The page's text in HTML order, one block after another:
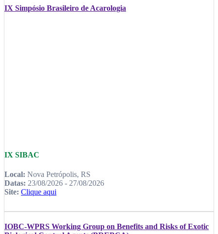
IX Simpósio Brasileiro de Acarologia
IX SIBAC
Local: Nova Petrópolis, RS
Datas: 23/08/2026 - 27/08/2026
Site: Clique aqui
IOBC-WPRS Working Group on Benefits and Risks of Exotic